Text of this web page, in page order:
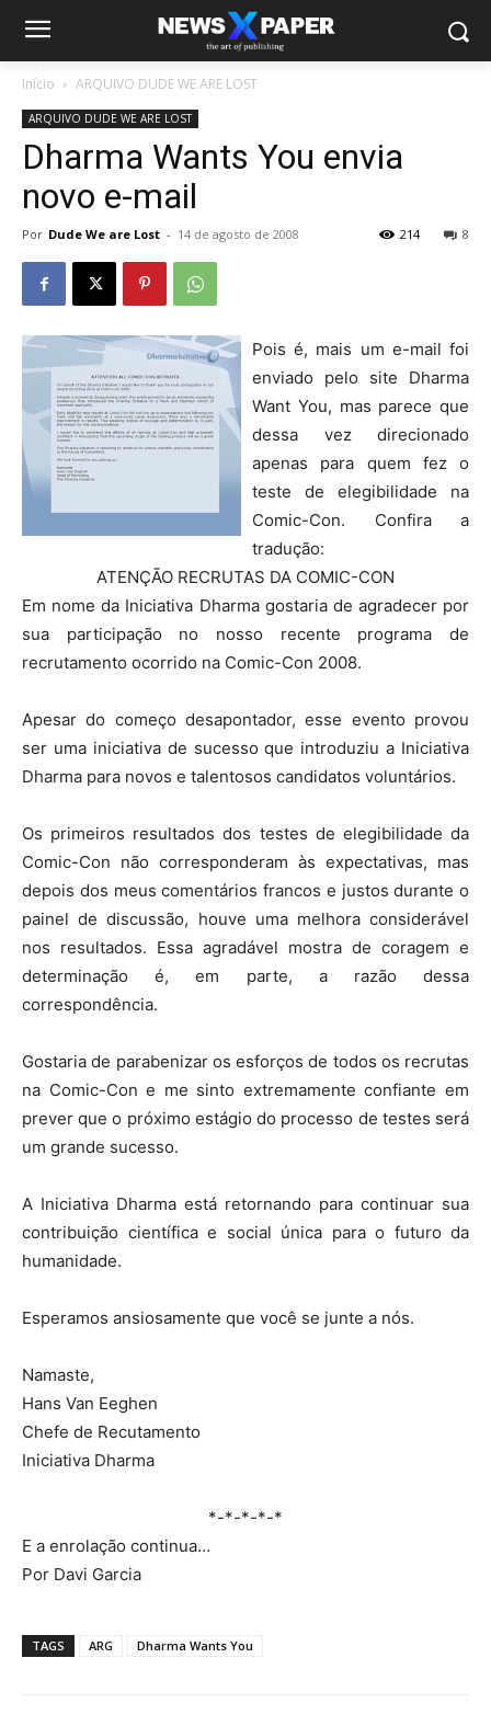
Início ARQUIVO DUDE WE ARE LOST
ARQUIVO DUDE WE ARE LOST
Dharma Wants You envia
novo e-mail
Por Dude We are Lost - 14 de agosto de 2008 8
214
Pois é, mais um e-mail foi
enviado pelo site Dharma
Want You, mas parece que
dessa vez direcionado
apenas para quem fez o
teste de elegibilidade na
Comic-Con. Confira a
tradução:
ATENÇÃO RECRUTAS DA COMIC-CON
Em nome da Iniciativa Dharma gostaria de agradecer por
sua participação no nosso recente programa de
recrutamento ocorrido na Comic-Con 2008.
Apesar do começo desapontador, esse evento provou
ser uma iniciativa de sucesso que introduziu a Iniciativa
Dharma para novos e talentosos candidatos voluntários.
Os primeiros resultados dos testes de elegibilidade da
Comic-Con não corresponderam às expectativas, mas
depois dos meus comentários francos e justos durante o
painel de discussão, houve uma melhora considerável
nos resultados. Essa agradável mostra de coragem e
determinação é, em parte, a razão dessa
correspondência.
Gostaria de parabenizar os esforços de todos os recrutas
na Comic-Con e me sinto extremamente confiante em
prever que o próximo estágio do processo de testes será
um grande sucesso.
A Iniciativa Dharma está retornando para continuar sua
contribuição científica e social única para o futuro da
humanidade.
Esperamos ansiosamente que você se junte a nós.
Namaste,
Hans Van Eeghen
Chefe de Recutamento
Iniciativa Dharma
*-*-*-*-*
E a enrolação continua…
Por Davi Garcia
TAGS ARG Dharma Wants You